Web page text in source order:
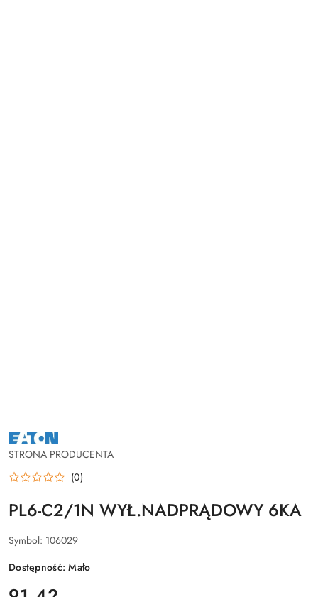
NAZWA
PRODUCENTA:
EATON
STRONA PRODUCENTA
(0)
PL6-C2/1N WYŁ.NADPRĄDOWY 6KA
Symbol: 106029
Dostępność:Mało